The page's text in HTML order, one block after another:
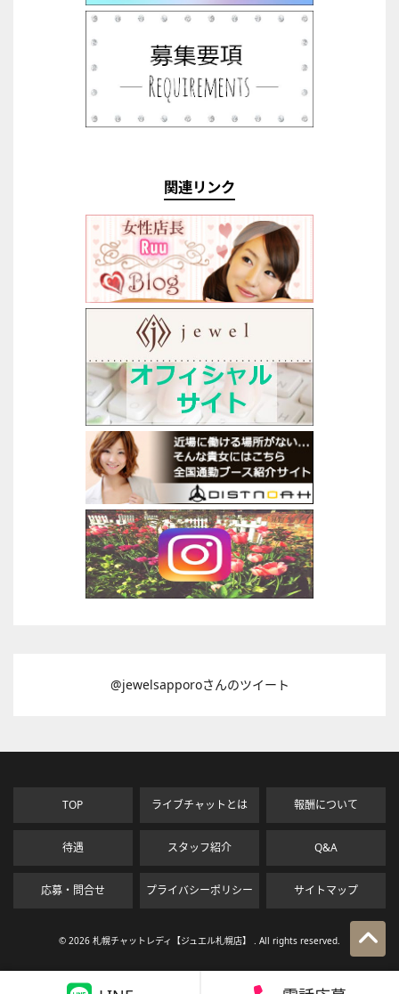
関連リンク
@jewelsapporoさんのツイート
TOP ライブチャットとは 報酬について
待遇 スタッフ紹介 Q&A
応募・問合せ プライバシーポリシー サイトマップ
© 2026 札幌チャットレディ【ジュエル札幌店】 . All rights reserved.